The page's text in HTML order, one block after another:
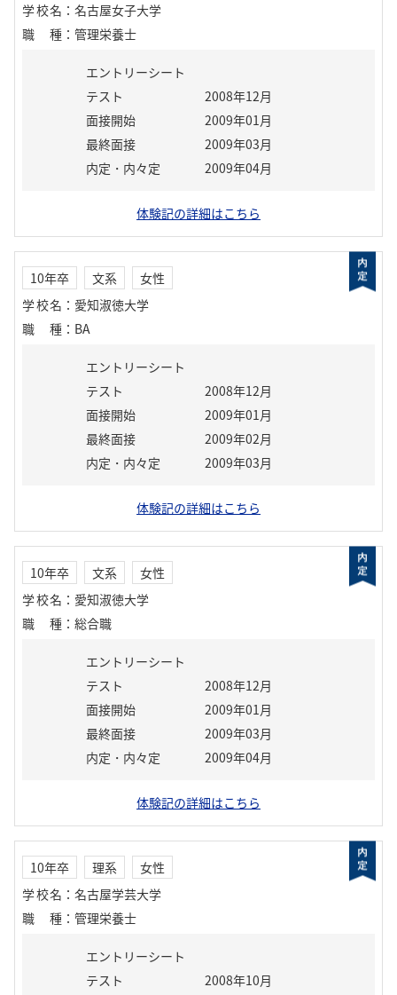
学校名 ： 名古屋女子大学
職種 ： 管理栄養士
エントリーシート
テスト
2008年12月
面接開始
2009年01月
最終面接
2009年03月
内定・内々定
2009年04月
体験記の詳細はこちら
10年卒 文系
女性
学校名 ： 愛知淑徳大学
職種 ： BA
エントリーシート
テスト
2008年12月
面接開始
2009年01月
最終面接
2009年02月
内定・内々定
2009年03月
体験記の詳細はこちら
10年卒 文系
女性
学校名 ： 愛知淑徳大学
職種 ： 総合職
エントリーシート
テスト
2008年12月
面接開始
2009年01月
最終面接
2009年03月
内定・内々定
2009年04月
体験記の詳細はこちら
10年卒 理系
女性
学校名 ： 名古屋学芸大学
職種 ： 管理栄養士
エントリーシート
テスト
2008年10月